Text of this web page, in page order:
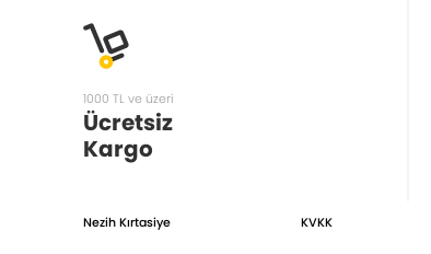
1000 TL ve üzeri
Ücretsiz
Kargo
Nezih Kırtasiye KVKK